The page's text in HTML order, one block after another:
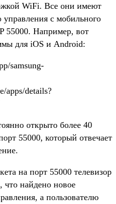
WiFi. Все они имеют
с мобильного
55000. Например, вот
для iOS и Android:
samsung-
apps/details?
открыто более 40
55000, который отвечает
на порт 55000 телевизор
найдено новое
а пользователю